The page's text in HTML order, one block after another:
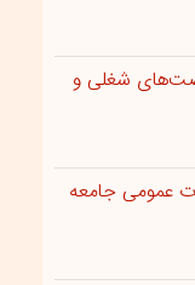
شغلی و
عمومی جامعه